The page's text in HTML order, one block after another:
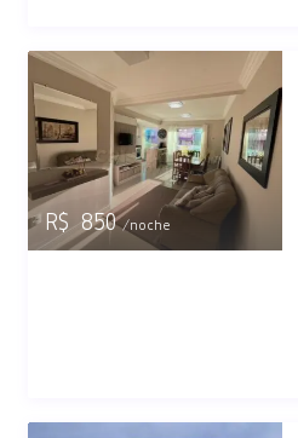
R$ 850/noche